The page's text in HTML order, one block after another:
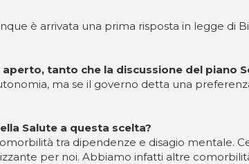
è arrivata una prima risposta in legge di
tanto che la discussione del piano
ma se il governo detta una
Salute a questa scelta?
tra dipendenze e disagio mentale.
per noi. Abbiamo infatti altre